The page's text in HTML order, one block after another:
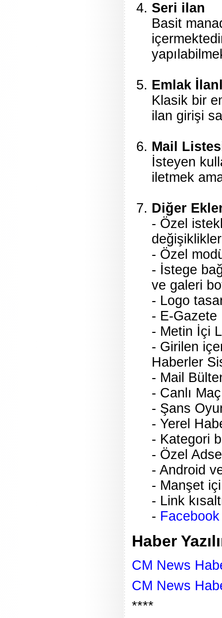
Seri ilan
Basit
Emlak
Klasik bir
ilan girişi
Mail
İsteyen
iletmek
Diğer
- Özel
değişiklikler
- Özel
- İstege
ve galeri
- Logo
- E-Gazete
- Metin İçi
- Girilen
Haberler
- Mail
- Canlı
- Şans
- Yerel
- Kategori
- Özel
- Android
- Manşet
- Link
-
Haber
CM News
CM News
****